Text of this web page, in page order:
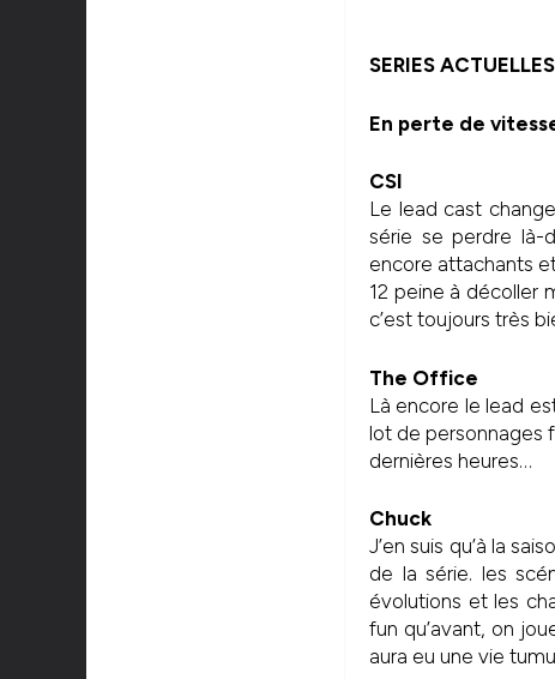
SERIES ACTUELLES
En perte de
CSI
Le lead cast
série se perdre là-
encore attachants
12 peine à décoller
c’est toujours très
The Office
Là encore le lead
lot de personnages
dernières heures…
Chuck
J’en suis qu’à la
de la série. les
évolutions et les
fun qu’avant, on
aura eu une vie